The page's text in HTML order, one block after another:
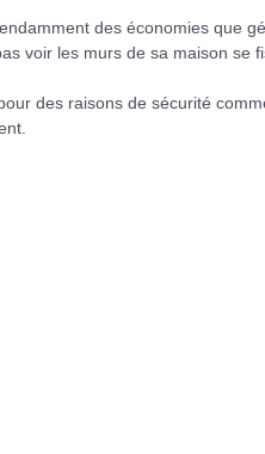
des économies que
voir les murs de sa maison se
des raisons de sécurité